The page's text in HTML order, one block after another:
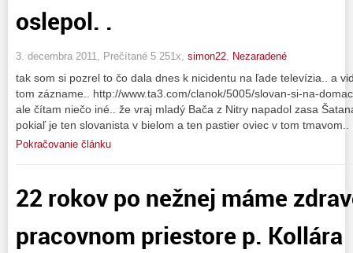
oslepol. .
3. decembra 2011, Prečítané 5 251x, simon22, Nezaradené
tak som si pozrel to čo dala dnes k nicidentu na ľade televízia.. a
tom zázname.. http://www.ta3.com/clanok/5005/slovan-si-na-
ale čítam niečo iné.. že vraj mladý Bača z Nitry napadol zasa
pokiaľ je ten slovanista v bielom a ten pastier oviec v tom
Pokračovanie článku
22 rokov po nežnej máme
pracovnom priestore p. Kollára